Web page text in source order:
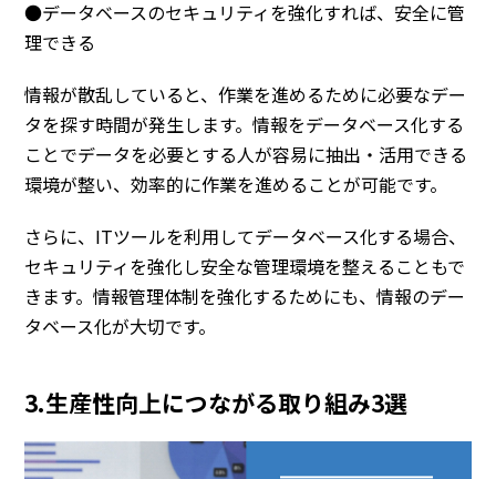
●データベースのセキュリティを強化すれば、安全に管
理できる
情報が散乱していると、作業を進めるために必要なデー
タを探す時間が発生します。情報をデータベース化する
ことでデータを必要とする人が容易に抽出・活用できる
環境が整い、効率的に作業を進めることが可能です。
さらに、ITツールを利用してデータベース化する場合、
セキュリティを強化し安全な管理環境を整えることもで
きます。 情報管理体制を強化するためにも、情報のデー
タベース化が大切です。
3.生産性向上につながる取り組み3選